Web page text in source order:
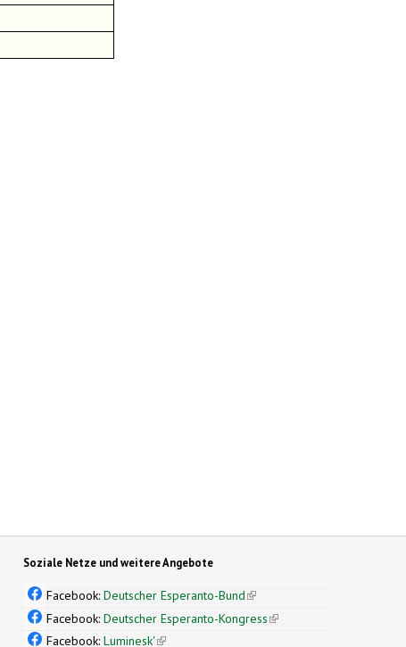
Soziale Netze und weitere Angebote
Facebook:Deutscher Esperanto-Bund(link is external)
Facebook:Deutscher Esperanto-Kongress(link is external)
Facebook:Luminesk'(link is external)